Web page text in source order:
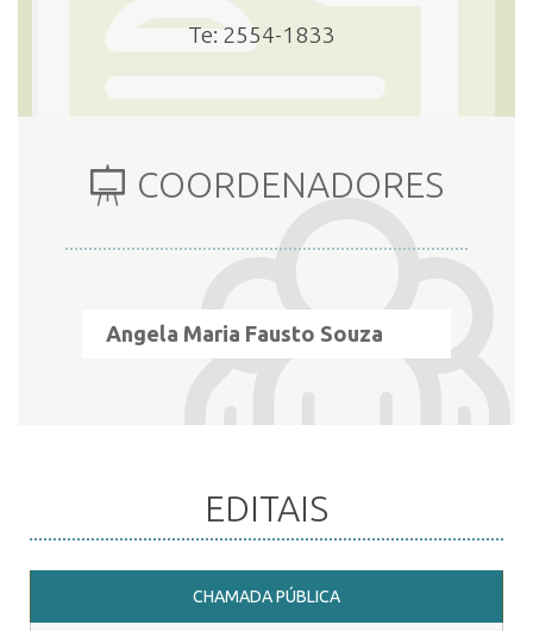
Te: 2554-1833
COORDENADORES
Angela Maria Fausto Souza
EDITAIS
CHAMADA PÚBLICA